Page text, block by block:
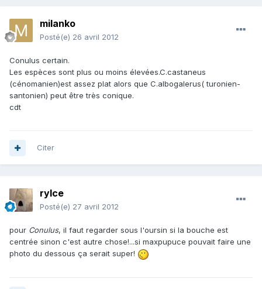
milanko
Posté(e) 26 avril 2012
Conulus certain.
Les espèces sont plus ou moins élevées.C.castaneus
(cénomanien)est assez plat alors que C.albogalerus( turonien-
santonien) peut être très conique.
cdt
Citer
rylce
Posté(e) 27 avril 2012
pour Conulus, il faut regarder sous l'oursin si la bouche est
centrée sinon c'est autre chose!...si maxpupuce pouvait faire une
photo du dessous ça serait super!